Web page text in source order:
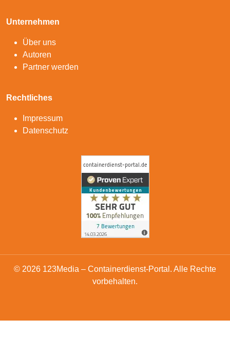
Unternehmen
Über uns
Autoren
Partner werden
Rechtliches
Impressum
Datenschutz
© 2026 123Media – Containerdienst-Portal. Alle Rechte
vorbehalten.